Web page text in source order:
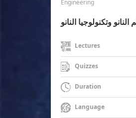
Engineering
وتكنولوجيا النانو
Lectures
Quizzes
Duration
Language